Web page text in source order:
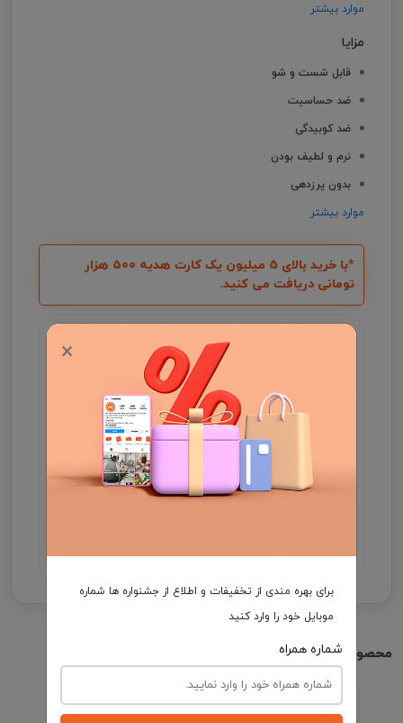
موارد بیشتر
مزایا
قابل شست و شو
ضد حساسیت
ضد کوبیدگی
نرم و لطیف بودن
بدون پرزدهی
موارد بیشتر
*با خرید بالای 5 میلیون یک کارت هدیه ۵۰۰ هزار
تومانی دریافت می کنید.
جهت اطلاع از موجودی و ثبت سفارش میتوانید با شماره
09931046355 در واتساپ ارتباط برقرار کنید .
7 روز کاری و در غیر این صورت ۲5 الی 35 روز کاری
محصولات مشابه
×
برای بهره مندی از تخفیفات و اطلاع از جشنواره ها شماره
موبایل خود را وارد کنید
شماره همراه